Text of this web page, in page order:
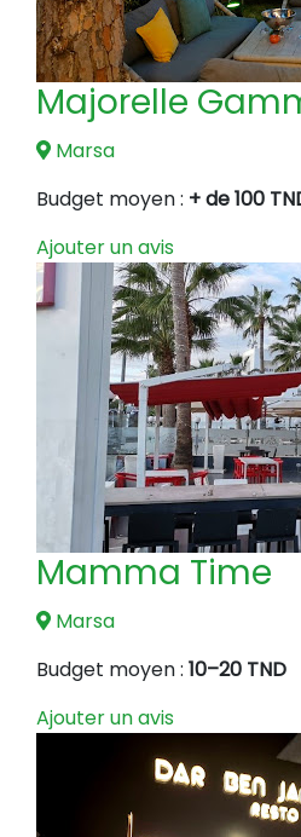
Majorelle
Marsa
Budget moyen : + de 100
Ajouter un avis
Mamma Time
Marsa
Budget moyen : 10–20 TND
Ajouter un avis